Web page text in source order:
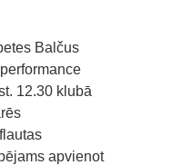
Balčus
12.30 klubā
apvienot